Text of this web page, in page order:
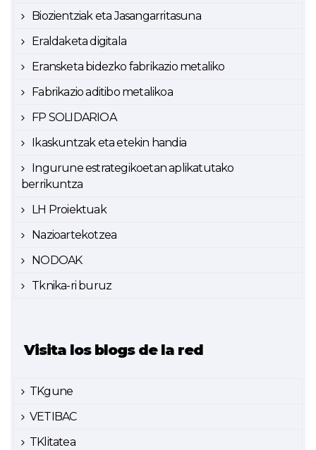
Biozientziak eta Jasangarritasuna
Eraldaketa digitala
Eransketa bidezko fabrikazio metaliko
Fabrikazio aditibo metalikoa
FP SOLIDARIOA
Ikaskuntzak eta etekin handia
Ingurune estrategikoetan aplikatutako
berrikuntza
LH Proiektuak
Nazioartekotzea
NODOAK
Tknika-ri buruz
Visita los blogs de la red
TKgune
VETIBAC
TKlitatea